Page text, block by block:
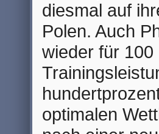
diesmal auf
Polen. Auch
wieder für
optimalen